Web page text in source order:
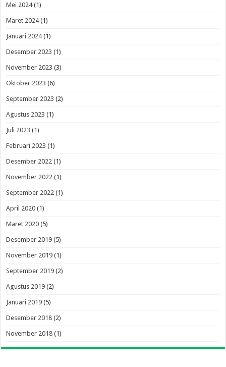
Mei 2024(1)
Maret 2024(1)
Januari 2024(1)
Desember 2023 (1)
November 2023 (3)
Oktober 2023 (6)
September 2023 (2)
Agustus 2023 (1)
Juli 2023 (1)
Februari 2023 (1)
Desember 2022 (1)
November 2022 (1)
September 2022 (1)
April 2020 (1)
Maret 2020 (5)
Desember 2019 (5)
November 2019 (1)
September 2019 (2)
Agustus 2019 (2)
Januari 2019 (5)
Desember 2018 (2)
November 2018 (1)